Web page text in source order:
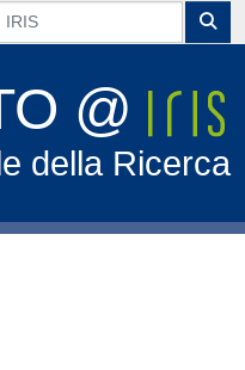
@
della Ricerca